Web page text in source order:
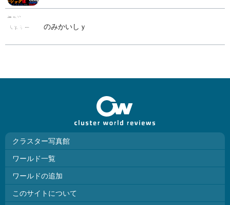
のみかいしｙ
クラスター写真館
ワールド一覧
ワールドの追加
このサイトについて